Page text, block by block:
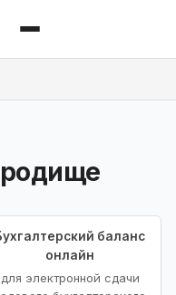
баланс
онлайн
для электронной сдачи